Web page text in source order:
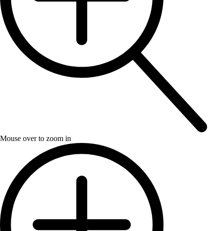
Mouse over to zoom in